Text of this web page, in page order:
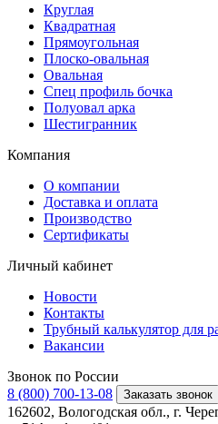
Круглая
Квадратная
Прямоугольная
Плоско-овальная
Овальная
Спец профиль бочка
Полуовал арка
Шестигранник
Компания
О компании
Доставка и оплата
Производство
Сертификаты
Личный кабинет
Новости
Контакты
Трубный калькулятор для
Вакансии
Звонок по России
8 (800) 700-13-08
Заказать звонок
162602, Вологодская обл., г.